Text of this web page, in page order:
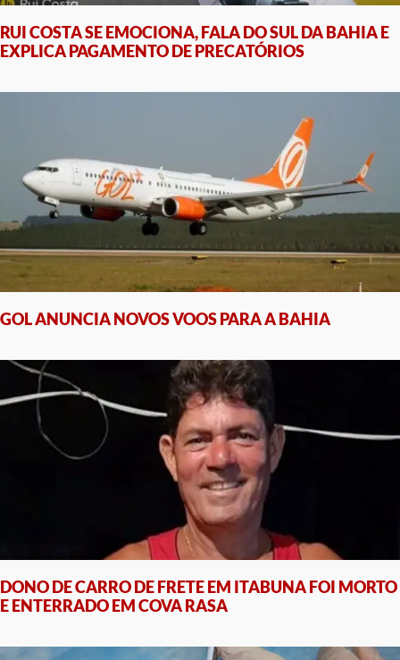
RUI COSTA SE EMOCIONA, FALA DO SUL DA BAHIA E
EXPLICA PAGAMENTO DE PRECATÓRIOS
GOL ANUNCIA NOVOS VOOS PARA A BAHIA
DONO DE CARRO DE FRETE EM ITABUNA FOI MORTO
E ENTERRADO EM COVA RASA